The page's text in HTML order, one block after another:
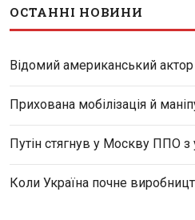
ОСТАННІ НОВИНИ
Відомий американський
Прихована мобілізація й
Путін стягнув у Москву ППО з
Коли Україна почне